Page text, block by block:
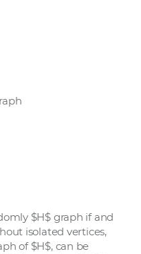
č
$H$ graph if and
isolated vertices,
of $H$, can be